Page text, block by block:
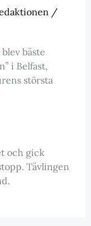
/
bäste
i Belfast,
största
och gick
Tävlingen